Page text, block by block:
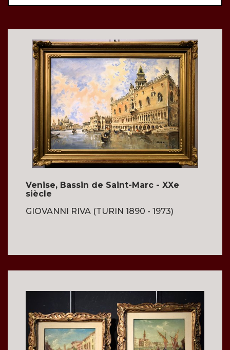
Venise, Bassin de Saint-Marc - XXe
siècle
GIOVANNI RIVA (TURIN 1890 - 1973)